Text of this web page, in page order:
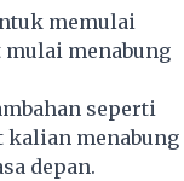
memulai
mulai menabung
seperti
kalian menabung
depan.